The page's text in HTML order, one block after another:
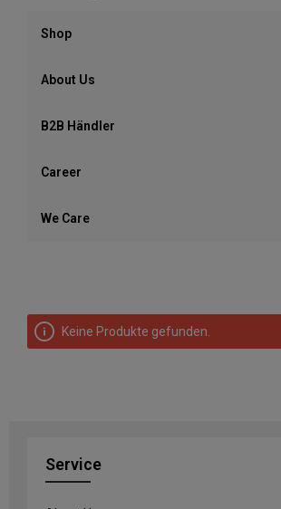
Shop
About Us
B2B Händler
Career
We Care
Keine Produkte gefunden.
Service